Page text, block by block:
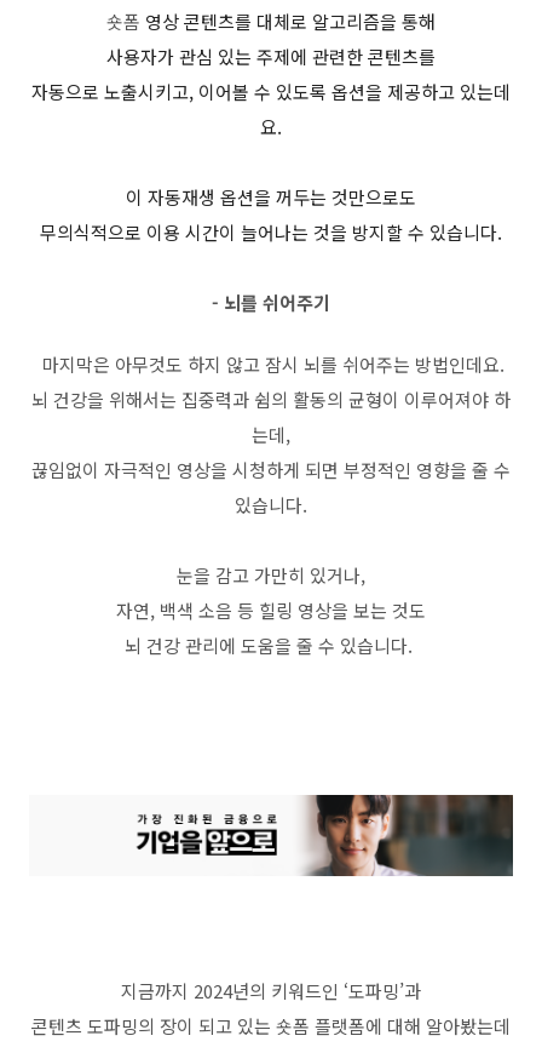
숏폼 영상 콘텐츠를 대체로 알고리즘을 통해
사용자가 관심 있는 주제에 관련한 콘텐츠를
자동으로 노출시키고, 이어볼 수 있도록 옵션을 제공하고 있는데
요.
이 자동재생 옵션을 꺼두는 것만으로도
무의식적으로 이용 시간이 늘어나는 것을 방지할 수 있습니다.
- 뇌를 쉬어주기
마지막은 아무것도 하지 않고 잠시 뇌를 쉬어주는 방법인데요.
뇌 건강을 위해서는 집중력과 쉼의 활동의 균형이 이루어져야 하
는데,
끊임없이 자극적인 영상을 시청하게 되면 부정적인 영향을 줄 수
있습니다.
눈을 감고 가만히 있거나,
자연, 백색 소음 등 힐링 영상을 보는 것도
뇌 건강 관리에 도움을 줄 수 있습니다.
지금까지 2024년의 키워드인 ‘도파밍’과
콘텐츠 도파밍의 장이 되고 있는 숏폼 플랫폼에 대해 알아봤는데